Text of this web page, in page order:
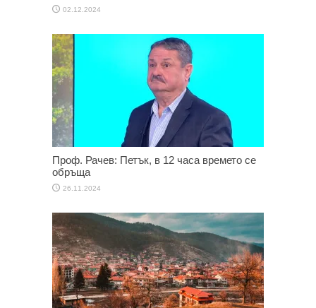
02.12.2024
Проф. Рачев: Петък, в 12 часа времето се
обръща
26.11.2024